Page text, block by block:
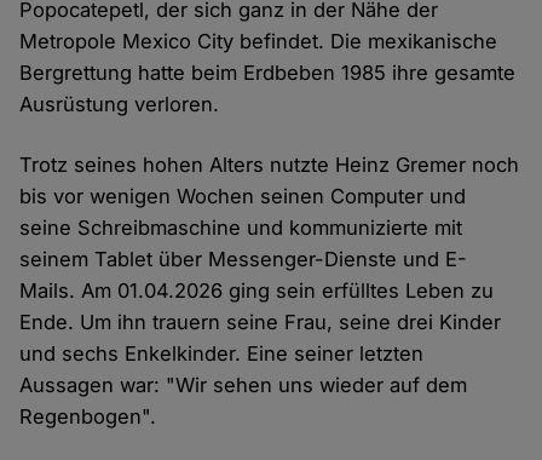
Popocatepetl, der sich ganz in der Nähe der
Metropole Mexico City befindet. Die mexikanische
Bergrettung hatte beim Erdbeben 1985 ihre gesamte
Ausrüstung verloren.
Trotz seines hohen Alters nutzte Heinz Gremer noch
bis vor wenigen Wochen seinen Computer und
seine Schreibmaschine und kommunizierte mit
seinem Tablet über Messenger-Dienste und E-
Mails. Am 01.04.2026 ging sein erfülltes Leben zu
Ende. Um ihn trauern seine Frau, seine drei Kinder
und sechs Enkelkinder. Eine seiner letzten
Aussagen war: "Wir sehen uns wieder auf dem
Regenbogen".